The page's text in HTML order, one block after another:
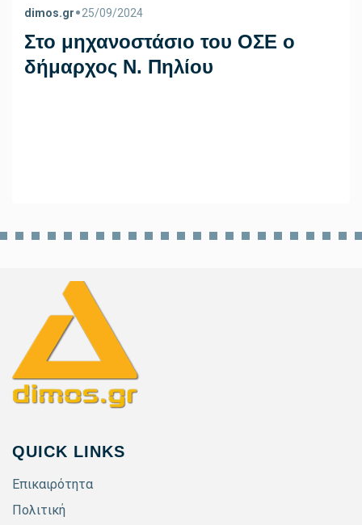
dimos.gr•25/09/2024
Στο μηχανοστάσιο του ΟΣΕ ο
δήμαρχος Ν. Πηλίου
QUICK LINKS
Επικαιρότητα
Πολιτική